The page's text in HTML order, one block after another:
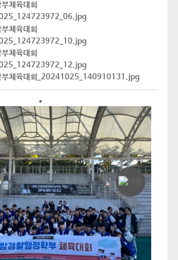
부체육대회
부체육대회
부체육대회
부체육대회_20241025_140910131.jpg